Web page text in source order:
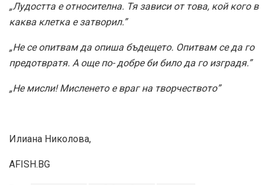
„Лудостта е относителна. Тя зависи от това, кой кого в
каква клетка е затворил.”
„Не се опитвам да опиша бъдещето. Опитвам се да го
предотвратя. А още по- добре би било да го изградя.”
„Не мисли! Мисленето е враг на творчеството”
Илиана Николова,
AFISH.BG